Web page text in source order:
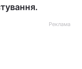
Реклама